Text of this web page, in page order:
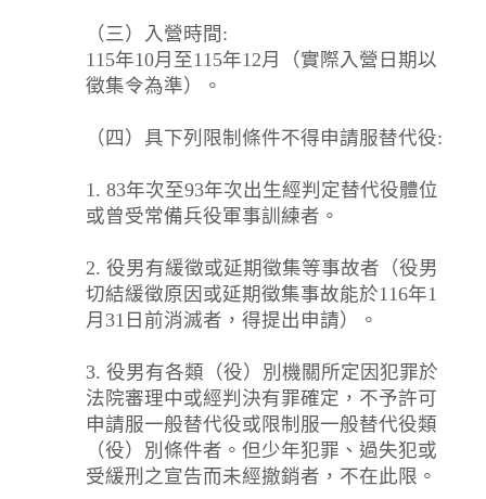
（三）入營時間:
115年10月至115年12月（實際入營日期以
徵集令為準）。
（四）具下列限制條件不得申請服替代役:
1. 83年次至93年次出生經判定替代役體位
或曾受常備兵役軍事訓練者。
2. 役男有緩徵或延期徵集等事故者（役男
切結緩徵原因或延期徵集事故能於116年1
月31日前消滅者，得提出申請）。
3. 役男有各類（役）別機關所定因犯罪於
法院審理中或經判決有罪確定，不予許可
申請服一般替代役或限制服一般替代役類
（役）別條件者。但少年犯罪、過失犯或
受緩刑之宣告而未經撤銷者，不在此限。